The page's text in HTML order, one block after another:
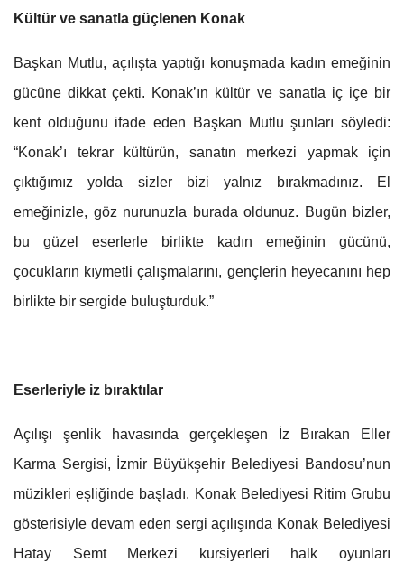
Kültür ve sanatla güçlenen Konak
Başkan Mutlu, açılışta yaptığı konuşmada kadın emeğinin
gücüne dikkat çekti. Konak’ın kültür ve sanatla iç içe bir
kent olduğunu ifade eden Başkan Mutlu şunları söyledi:
“Konak’ı tekrar kültürün, sanatın merkezi yapmak için
çıktığımız yolda sizler bizi yalnız bırakmadınız. El
emeğinizle, göz nurunuzla burada oldunuz. Bugün bizler,
bu güzel eserlerle birlikte kadın emeğinin gücünü,
çocukların kıymetli çalışmalarını, gençlerin heyecanını hep
birlikte bir sergide buluşturduk.”
Eserleriyle iz bıraktılar
Açılışı şenlik havasında gerçekleşen İz Bırakan Eller
Karma Sergisi, İzmir Büyükşehir Belediyesi Bandosu’nun
müzikleri eşliğinde başladı. Konak Belediyesi Ritim Grubu
gösterisiyle devam eden sergi açılışında Konak Belediyesi
Hatay Semt Merkezi kursiyerleri halk oyunları